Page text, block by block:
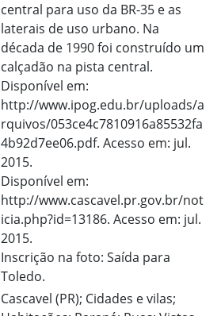
central para uso da BR-35 e as
laterais de uso urbano. Na
década de 1990 foi construído um
calçadão na pista central.
Disponível em:
http://www.ipog.edu.br/uploads/a
rquivos/053ce4c7810916a85532fa
4b92d7ee06.pdf. Acesso em: jul.
2015.
Disponível em:
http://www.cascavel.pr.gov.br/not
icia.php?id=13186. Acesso em: jul.
2015.
Inscrição na foto: Saída para
Toledo.
Cascavel (PR); Cidades e vilas;